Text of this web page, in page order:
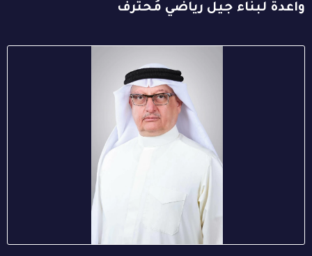
واعدة لبناء جيل رياضي مُحترف